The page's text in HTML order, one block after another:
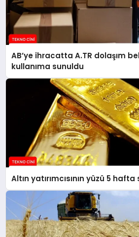
AB’ye ihracatta A.TR dolaşım
kullanıma sunuldu
Altın yatırımcısının yüzü 5